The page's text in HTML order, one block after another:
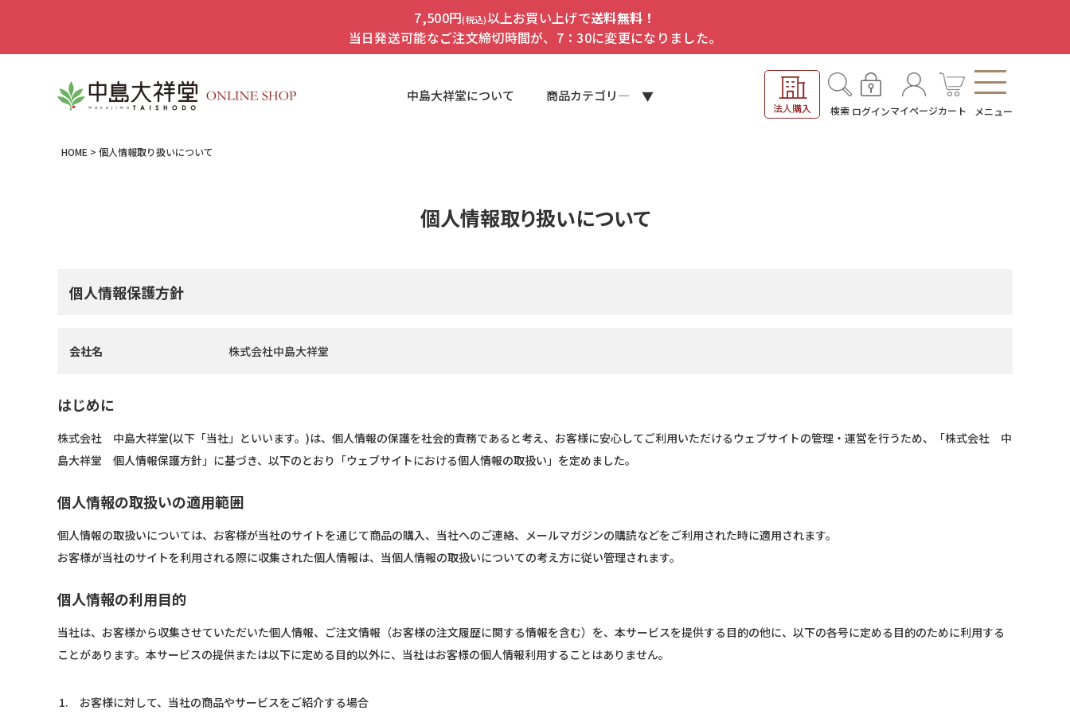
7,500円(税込)以上お買い上げで送料無料！
当日発送可能なご注文締切時間が、7：30に変更になりました。
中島大祥堂について 商品カテゴリ―
法人購入 検索 ログインマイページカート メニュー
HOME 個人情報取り扱いについて
個人情報取り扱いについて
個人情報保護方針
会社名 株式会社中島大祥堂
はじめに
株式会社 中島大祥堂(以下「当社」といいます。)は、個人情報の保護を社会的責務であると考え、お客様に安心してご利用いただけるウェブサイトの管理・運営を行うため、「株式会社 中
島大祥堂 個人情報保護方針」に基づき、以下のとおり「ウェブサイトにおける個人情報の取扱い」を定めました。
個人情報の取扱いの適用範囲
個人情報の取扱いについては、お客様が当社のサイトを通じて商品の購入、当社へのご連絡、メールマガジンの購読などをご利用された時に適用されます。
お客様が当社のサイトを利用される際に収集された個人情報は、当個人情報の取扱いについての考え方に従い管理されます。
個人情報の利用目的
当社は、お客様から収集させていただいた個人情報、ご注文情報（お客様の注文履歴に関する情報を含む）を、本サービスを提供する目的の他に、以下の各号に定める目的のために利用する
ことがあります。本サービスの提供または以下に定める目的以外に、当社はお客様の個人情報利用することはありません。
お客様に対して、当社の商品やサービスをご紹介する場合